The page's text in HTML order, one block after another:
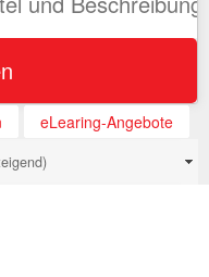
eLearing-Angebote